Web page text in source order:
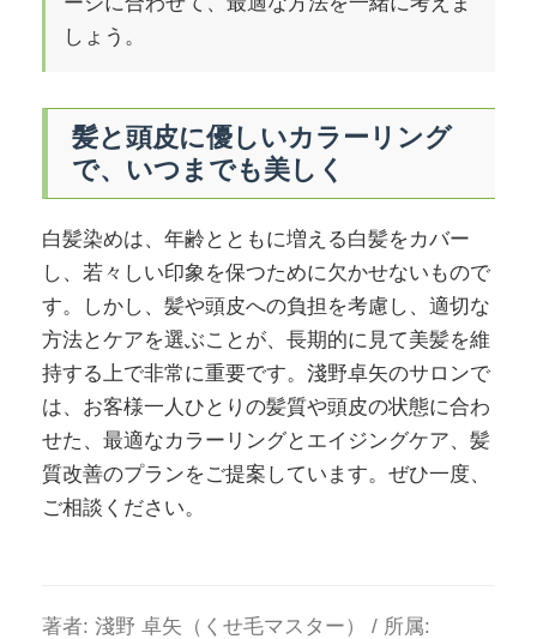
しょう。
髪と頭皮に優しいカラーリング
で、いつまでも美しく
白髪染めは、年齢とともに増える白髪をカバー
し、若々しい印象を保つために欠かせないもので
す。しかし、髪や頭皮への負担を考慮し、適切な
方法とケアを選ぶことが、長期的に見て美髪を維
持する上で非常に重要です。淺野卓矢のサロンで
は、お客様一人ひとりの髪質や頭皮の状態に合わ
せた、最適なカラーリングとエイジングケア、髪
質改善のプランをご提案しています。ぜひ一度、
ご相談ください。
著者: 淺野 卓矢（くせ毛マスター） / 所属: